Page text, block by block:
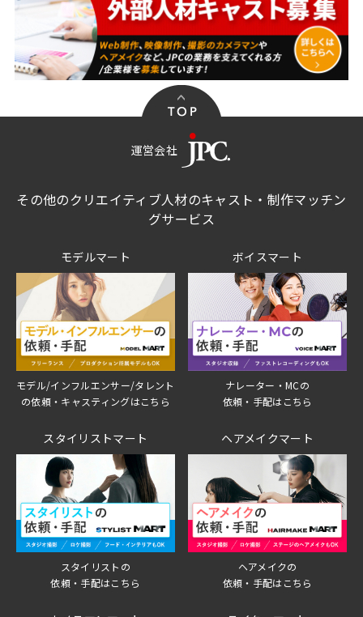
運営会社
その他のクリエイティブ人材のキャスト・制作マッチン
グサービス
モデルマート
モデル/インフルエンサー/タレント
の依頼・キャスティングはこちら
ボイスマート
ナレーター・MCの
依頼・手配はこちら
スタイリストマート
スタイリストの
依頼・手配はこちら
ヘアメイクマート
ヘアメイクの
依頼・手配はこちら